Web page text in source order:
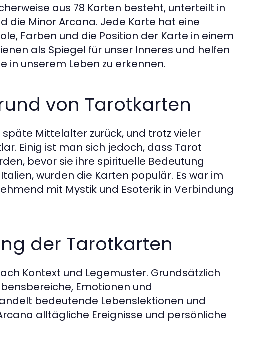
aus 78 Karten besteht, unterteilt in
die Minor Arcana. Jede Karte hat eine
Farben und die Position der Karte in einem
als Spiegel für unser Inneres und helfen
in unserem Leben zu erkennen.
von Tarotkarten
Mittelalter zurück, und trotz vieler
Einig ist man sich jedoch, dass Tarot
bevor sie ihre spirituelle Bedeutung
wurden die Karten populär. Es war im
mit Mystik und Esoterik in Verbindung
der Tarotkarten
Kontext und Legemuster. Grundsätzlich
Emotionen und
bedeutende Lebenslektionen und
alltägliche Ereignisse und persönliche